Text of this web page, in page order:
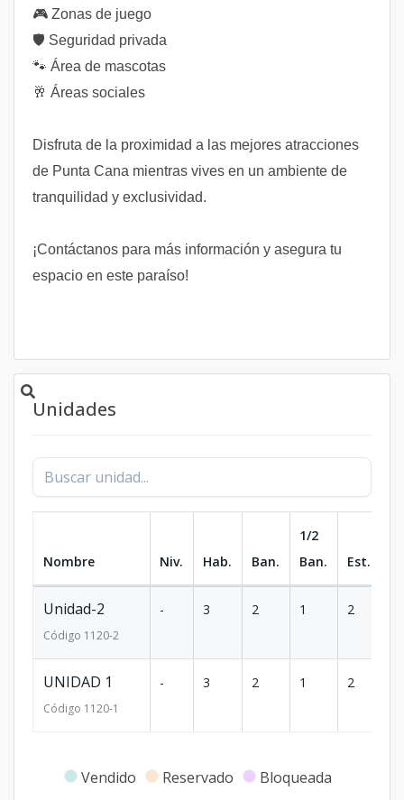
🎮 Zonas de juego
🛡️ Seguridad privada
🐾 Área de mascotas
🥂 Áreas sociales
Disfruta de la proximidad a las mejores atracciones
de Punta Cana mientras vives en un ambiente de
tranquilidad y exclusividad.
¡Contáctanos para más información y asegura tu
espacio en este paraíso!
Unidades
Nombre Niv. Hab. Ban.
1/2
Ban.
Est.
Unidad-2
Código 1120-2
- 3 2 1 2
UNIDAD 1
Código 1120-1
- 3 2 1 2
Vendido Reservado Bloqueada